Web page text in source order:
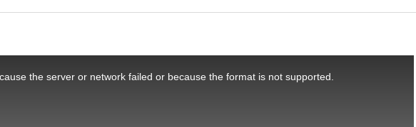
the server or network failed or because the format is not supported.